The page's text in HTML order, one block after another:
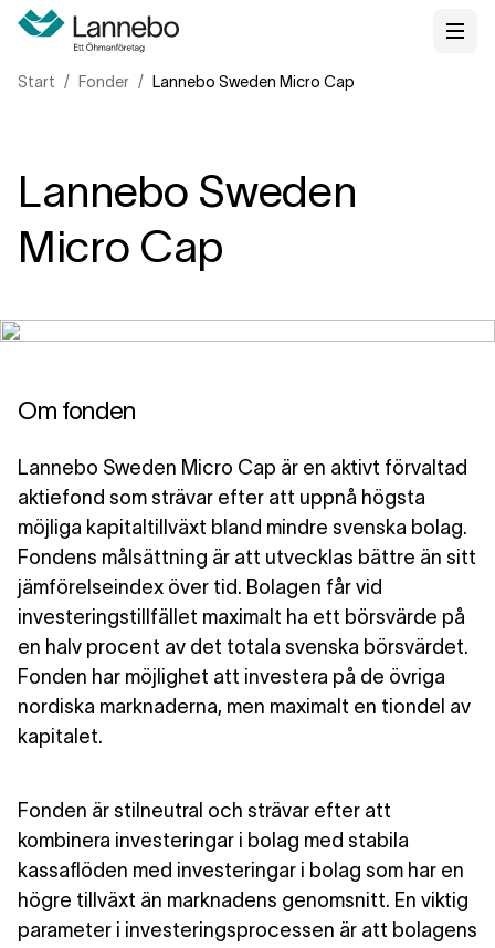
Start Fonder Lannebo Sweden Micro Cap
Lannebo Sweden
Micro Cap
Om fonden
Lannebo Sweden Micro Cap är en aktivt förvaltad
aktiefond som strävar efter att uppnå högsta
möjliga kapitaltillväxt bland mindre svenska bolag.
Fondens målsättning är att utvecklas bättre än sitt
jämförelseindex över tid. Bolagen får vid
investeringstillfället maximalt ha ett börsvärde på
en halv procent av det totala svenska börsvärdet.
Fonden har möjlighet att investera på de övriga
nordiska marknaderna, men maximalt en tiondel av
kapitalet.
Fonden är stilneutral och strävar efter att
kombinera investeringar i bolag med stabila
kassaflöden med investeringar i bolag som har en
högre tillväxt än marknadens genomsnitt. En viktig
parameter i investeringsprocessen är att bolagens